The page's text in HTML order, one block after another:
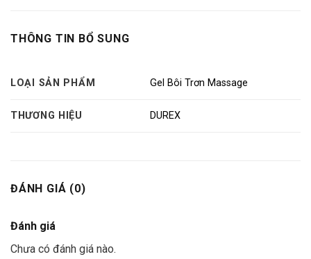
THÔNG TIN BỔ SUNG
LOẠI SẢN PHẨM Gel Bôi Trơn Massage
THƯƠNG HIỆU DUREX
ĐÁNH GIÁ (0)
Đánh giá
Chưa có đánh giá nào.